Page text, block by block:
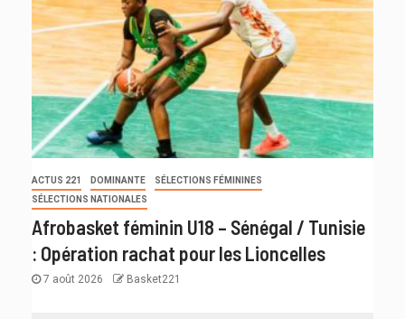
ACTUS 221 DOMINANTE
SÉLECTIONS FÉMININES
SÉLECTIONS NATIONALES
Afrobasket féminin U18 – Sénégal / Tunisie
: Opération rachat pour les Lioncelles
7 août 2026 Basket221